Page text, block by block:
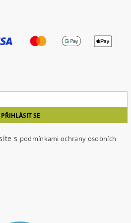
spodmínkami
s podmínkami ochrany osobních